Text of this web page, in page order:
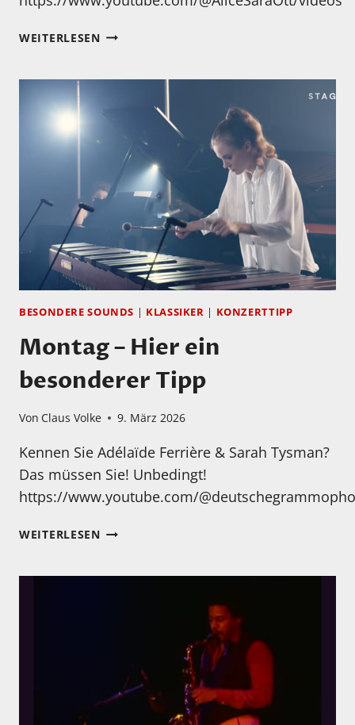
WEITERLESENENDLICH
WUNDERBAREN
SARA
OTT
BESONDERE SOUNDS | KLASSIKER | KONZERTTIPP
Montag – Hier ein
besonderer Tipp
Von Claus Volke 9. März 2026
Kennen Sie Adélaïde Ferrière & Sarah Tysman?
Das müssen Sie! Unbedingt!
https://www.youtube.com/
WEITERLESENMONTAG